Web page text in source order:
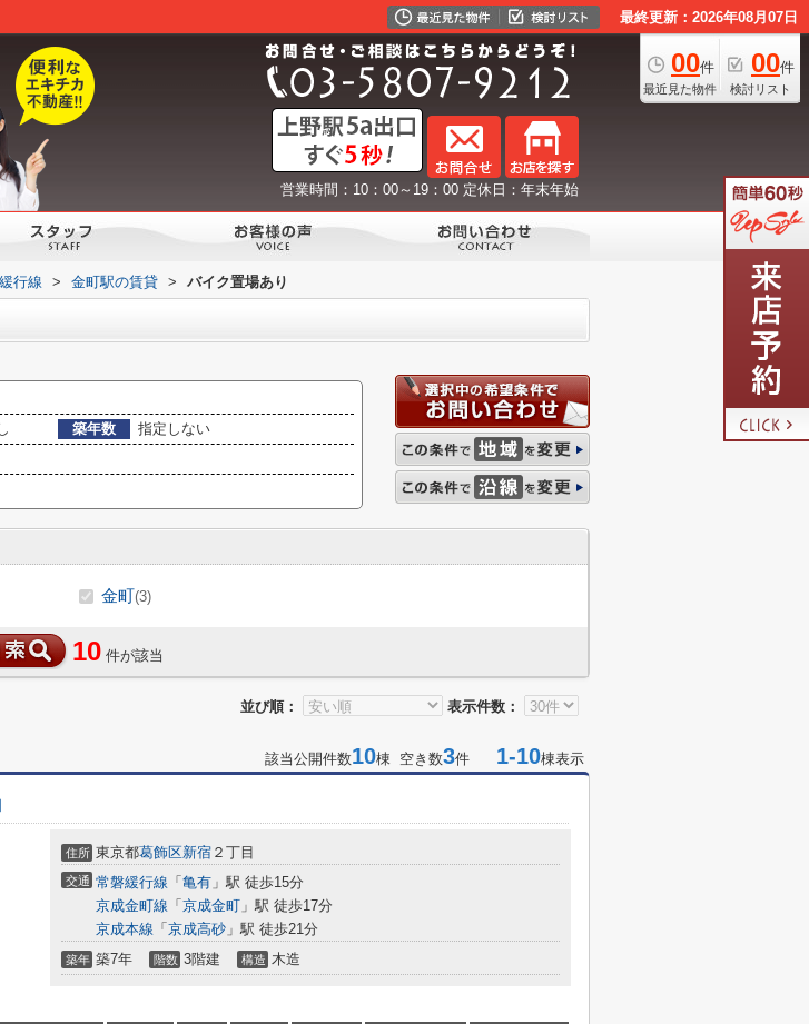
最終更新：2026年08月07日
00件
最近見た物件
00件
検討リスト
営業時間：10：00～19：00 定休日：年末年始
行線 > 金町駅の賃貸 > バイク置場あり
築年数
指定しない
金町(3)
10 件が該当
並び順： 表示件数：
該当公開件数10棟 空き数3件 1-10棟表示
住所 東京都葛飾区新宿 ２丁目
交通 常磐緩行線 「 亀有 」駅 徒歩15分
京成金町線 「 京成金町 」駅 徒歩17分
京成本線 「 京成高砂 」駅 徒歩21分
築年 築7年 階数 3階建 構造 木造